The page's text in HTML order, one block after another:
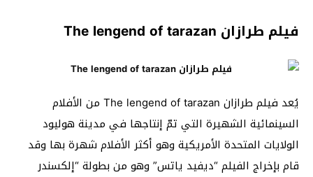
فيلم طرازان The lengend of tarazan
يُعد فيلم طرازان The lengend of tarazan من الأفلام
السينمائية الشهيرة التي تمّ إنتاجها في مدينة هوليود
الولايات المتحدة الأمريكية وهو أكثر الأفلام شهرة بها وقد
قام بإخراج الفيلم “ديفيد ياتس” وهو من بطولة “إلكسندر